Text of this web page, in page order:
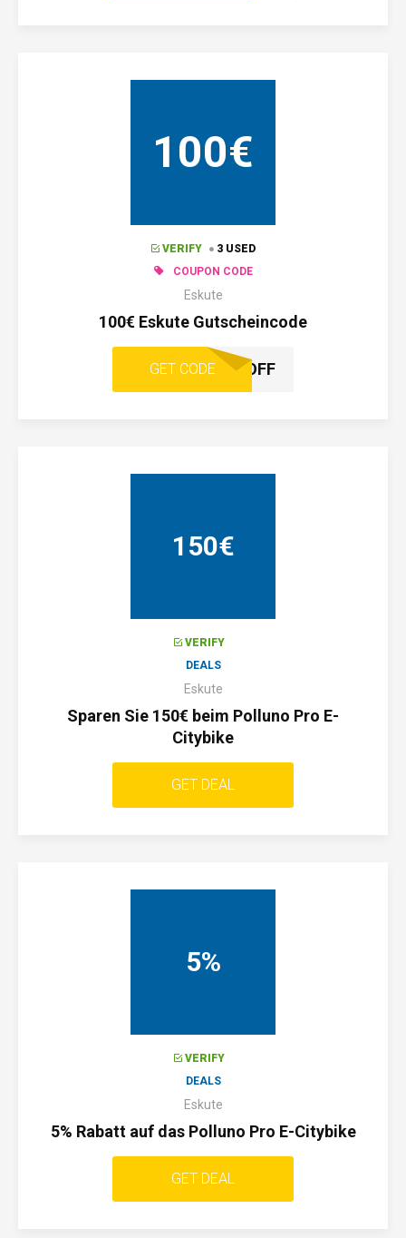
100€
VERIFY
3 USED
COUPON CODE
Eskute
100€ Eskute Gutscheincode
GET CODE100RADOFF
150€
VERIFY
DEALS
Eskute
Sparen Sie 150€ beim Polluno Pro E-
Citybike
GET DEAL
5%
VERIFY
DEALS
Eskute
5% Rabatt auf das Polluno Pro E-Citybike
GET DEAL